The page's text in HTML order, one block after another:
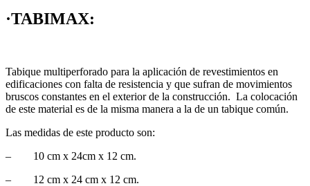
·TABIMAX:
Tabique multiperforado para la aplicación de revestimientos en
edificaciones con falta de resistencia y que sufran de movimientos
bruscos constantes en el exterior de la construcción. La colocación
de este material es de la misma manera a la de un tabique común.
Las medidas de este producto son:
– 10 cm x 24cm x 12 cm.
– 12 cm x 24 cm x 12 cm.